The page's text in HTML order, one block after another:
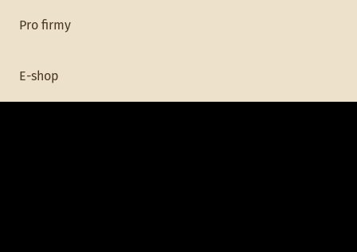
Pro firmy
E-shop
postavu a slouží také jako